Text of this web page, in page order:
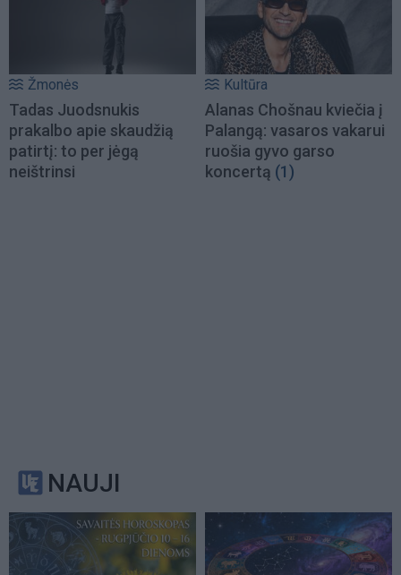
Žmonės
Tadas Juodsnukis
prakalbo apie skaudžią
patirtį: to per jėgą
neištrinsi
Kultūra
Alanas Chošnau kviečia į
Palangą: vasaros vakarui
ruošia gyvo garso
koncertą (1)
NAUJI